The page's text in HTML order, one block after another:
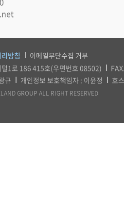
방침
이메일무단수집 거부
털1로 186 415호(우편번호 08502)
규
개인정보 보호책임자 : 이윤정 호
GROUP ALL RIGHT RESERVED